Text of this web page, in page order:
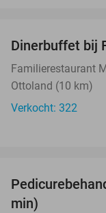
Dinerbuffet bij
Familierestaurant
Ottoland (10 km)
Verkocht: 322
min)